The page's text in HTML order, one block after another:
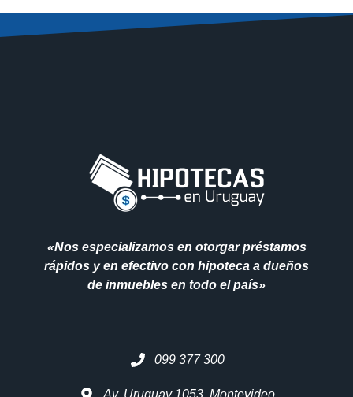
«Nos especializamos en otorgar préstamos
rápidos y en efectivo con hipoteca a dueños
de inmuebles en todo el país»
099 377 300
Av. Uruguay 1053. Montevideo